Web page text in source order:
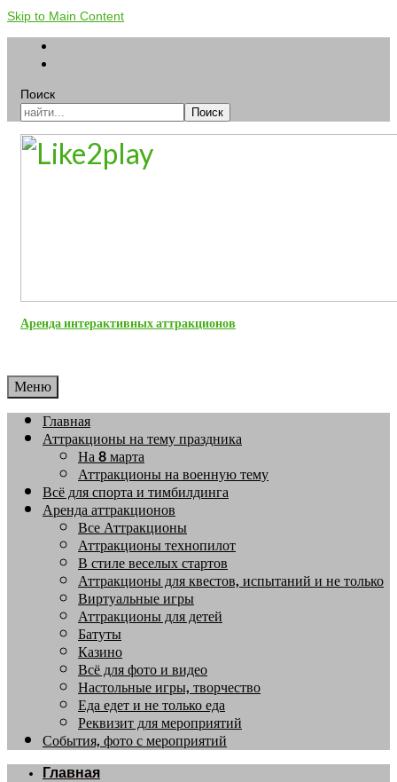
Skip to Main Content
Поиск
Поиск
Аренда интерактивных аттракционов
Меню
Главная
Аттракционы на тему праздника
На 8 марта
Аттракционы на военную тему
Всё для спорта и тимбилдинга
Аренда аттракционов
Все Аттракционы
Аттракционы технопилот
В стиле веселых стартов
Аттракционы для квестов, испытаний и не только
Виртуальные игры
Аттракционы для детей
Батуты
Казино
Всё для фото и видео
Настольные игры, творчество
Еда едет и не только еда
Реквизит для мероприятий
События, фото с мероприятий
Главная